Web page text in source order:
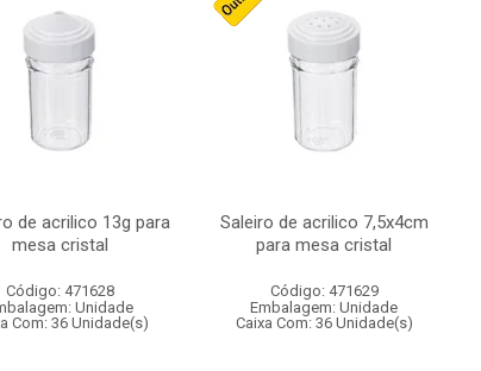
de acrilico 13g para
mesa cristal
Código: 471628
Unidade
Com: 36 Unidade(s)
Saleiro de acrilico 7,5x4cm
para mesa cristal
Código: 471629
Embalagem: Unidade
Caixa Com: 36 Unidade(s)